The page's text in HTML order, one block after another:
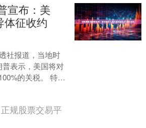
宣布：美
体征收约
社报道，当地时
表示，美国将对
的关税。 特朗
国的芯片和半导
正规股票交易平